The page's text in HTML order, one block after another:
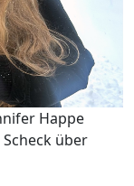
Happe
über